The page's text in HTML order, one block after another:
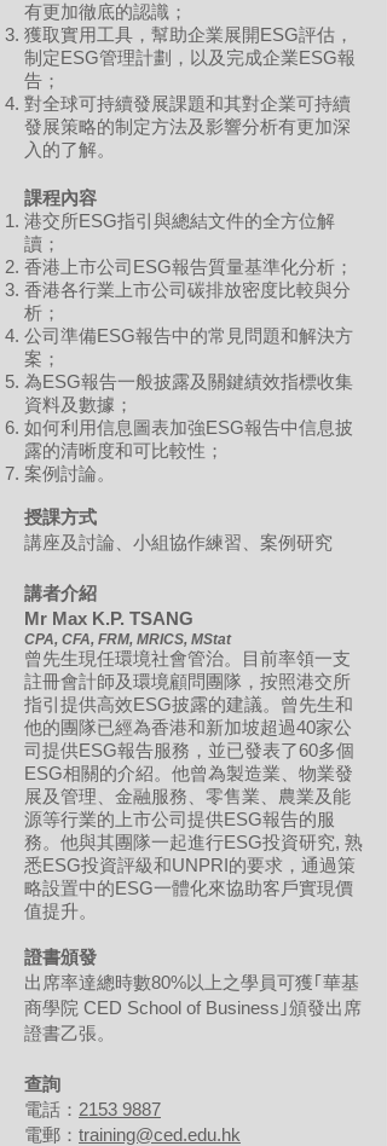
有更加徹底的認識；
獲取實用工具，幫助企業展開ESG評估，
制定ESG管理計劃，以及完成企業ESG報
告；
對全球可持續發展課題和其對企業可持續
發展策略的制定方法及影響分析有更加深
入的了解。
課程內容
港交所ESG指引與總結文件的全方位解
讀；
香港上市公司ESG報告質量基準化分析；
香港各行業上市公司碳排放密度比較與分
析；
公司準備ESG報告中的常見問題和解決方
案；
為ESG報告一般披露及關鍵績效指標收集
資料及數據；
如何利用信息圖表加強ESG報告中信息披
露的清晰度和可比較性；
案例討論。
授課方式
講座及討論、小組協作練習、案例研究
講者介紹
Mr Max K.P. TSANG
CPA, CFA, FRM, MRICS, MStat
曾先生現任環境社會管治。目前率領一支
註冊會計師及環境顧問團隊，按照港交所
指引提供高效ESG披露的建議。曾先生和
他的團隊已經為香港和新加坡超過40家公
司提供ESG報告服務，並已發表了60多個
ESG相關的介紹。他曾為製造業、物業發
展及管理、金融服務、零售業、農業及能
源等行業的上市公司提供ESG報告的服
務。他與其團隊一起進行ESG投資研究, 熟
悉ESG投資評級和UNPRI的要求，通過策
略設置中的ESG一體化來協助客戶實現價
值提升。
證書頒發
出席率達總時數80%以上之學員可獲｢華基
商學院 CED School of Business｣頒發出席
證書乙張。
查詢
電話： 2153 9887
電郵： training@ced.edu.hk